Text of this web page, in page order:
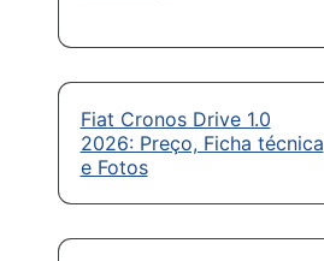
Fiat Cronos Drive 1.0
2026: Preço, Ficha técnica
e Fotos